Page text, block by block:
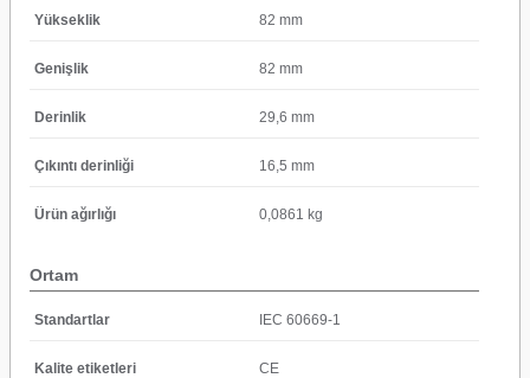
Yükseklik 82 mm
Genişlik 82 mm
Derinlik 29,6 mm
Çıkıntı derinliği 16,5 mm
Ürün ağırlığı 0,0861 kg
Ortam
Standartlar IEC 60669-1
Kalite etiketleri CE